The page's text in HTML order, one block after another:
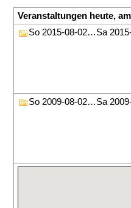
Veranstaltungen heute,
So 2015-08-02…Sa
So 2009-08-02…Sa